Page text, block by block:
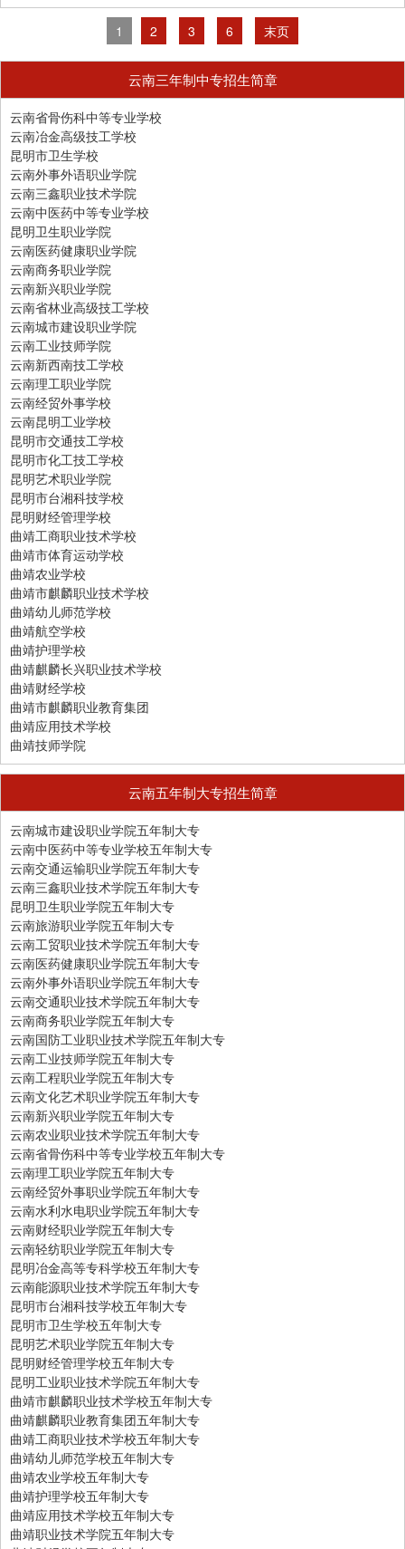
1 2 3 6 末页
云南三年制中专招生简章
云南省骨伤科中等专业学校
云南冶金高级技工学校
昆明市卫生学校
云南外事外语职业学院
云南三鑫职业技术学院
云南中医药中等专业学校
昆明卫生职业学院
云南医药健康职业学院
云南商务职业学院
云南新兴职业学院
云南省林业高级技工学校
云南城市建设职业学院
云南工业技师学院
云南新西南技工学校
云南理工职业学院
云南经贸外事学校
云南昆明工业学校
昆明市交通技工学校
昆明市化工技工学校
昆明艺术职业学院
昆明市台湘科技学校
昆明财经管理学校
曲靖工商职业技术学校
曲靖市体育运动学校
曲靖农业学校
曲靖市麒麟职业技术学校
曲靖幼儿师范学校
曲靖航空学校
曲靖护理学校
曲靖麒麟长兴职业技术学校
曲靖财经学校
曲靖市麒麟职业教育集团
曲靖应用技术学校
曲靖技师学院
云南五年制大专招生简章
云南城市建设职业学院五年制大专
云南中医药中等专业学校五年制大专
云南交通运输职业学院五年制大专
云南三鑫职业技术学院五年制大专
昆明卫生职业学院五年制大专
云南旅游职业学院五年制大专
云南工贸职业技术学院五年制大专
云南医药健康职业学院五年制大专
云南外事外语职业学院五年制大专
云南交通职业技术学院五年制大专
云南商务职业学院五年制大专
云南国防工业职业技术学院五年制大专
云南工业技师学院五年制大专
云南工程职业学院五年制大专
云南文化艺术职业学院五年制大专
云南新兴职业学院五年制大专
云南农业职业技术学院五年制大专
云南省骨伤科中等专业学校五年制大专
云南理工职业学院五年制大专
云南经贸外事职业学院五年制大专
云南水利水电职业学院五年制大专
云南财经职业学院五年制大专
云南轻纺职业学院五年制大专
昆明冶金高等专科学校五年制大专
云南能源职业技术学院五年制大专
昆明市台湘科技学校五年制大专
昆明市卫生学校五年制大专
昆明艺术职业学院五年制大专
昆明财经管理学校五年制大专
昆明工业职业技术学院五年制大专
曲靖市麒麟职业技术学校五年制大专
曲靖麒麟职业教育集团五年制大专
曲靖工商职业技术学校五年制大专
曲靖幼儿师范学校五年制大专
曲靖农业学校五年制大专
曲靖护理学校五年制大专
曲靖应用技术学校五年制大专
曲靖职业技术学院五年制大专